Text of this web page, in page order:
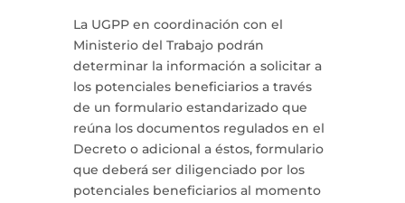
La UGPP en coordinación con el
Ministerio del Trabajo podrán
determinar la información a solicitar a
los potenciales beneficiarios a través
de un formulario estandarizado que
reúna los documentos regulados en el
Decreto o adicional a éstos, formulario
que deberá ser diligenciado por los
potenciales beneficiarios al momento